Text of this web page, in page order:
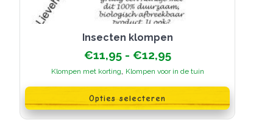
Insecten klompen
€11,95 - €12,95Prijsklasse:
€11,95
tot
€12,95
Klompen met korting, Klompen voor in de tuin
Opties selecteren
product
heeft
meerdere
variaties.